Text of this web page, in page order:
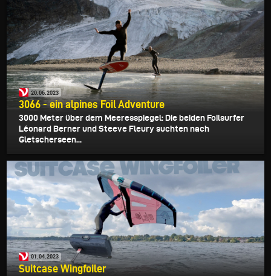
20.06.2023
3066 - ein alpines Foil Adventure
3000 Meter über dem Meeresspiegel: Die beiden Foilsurfer
Léonard Berner und Steeve Fleury suchten nach
Gletscherseen...
01.04.2023
Suitcase Wingfoiler